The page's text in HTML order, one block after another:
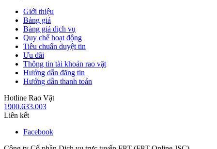
Giới thiệu
Bảng giá
Bảng giá dịch vụ
Quy chế hoạt động
Tiêu chuẩn duyệt tin
Ưu đãi
Thông tin tài khoản rao vặt
Hướng dẫn đăng tin
Hướng dẫn thanh toán
Hotline Rao Vặt
1900.633.003
Liên kết
Facebook